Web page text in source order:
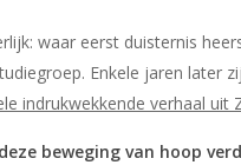
waar eerst duisternis
Enkele jaren later
indrukwekkende verhaal uit
beweging van hoop